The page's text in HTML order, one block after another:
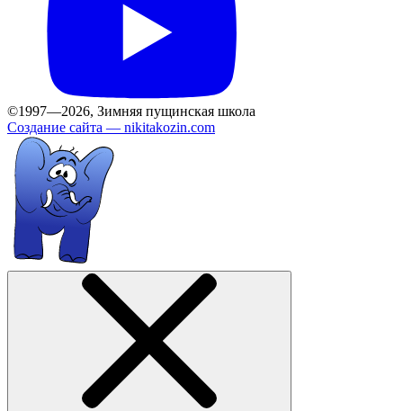
©1997—2026, Зимняя пущинская школа
Создание сайта — nikitakozin.com